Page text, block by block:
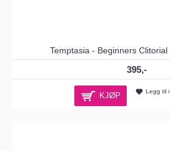
Temptasia - Beginners Clitorial
395,-
KJØP Legg til